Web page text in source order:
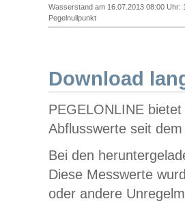
Wasserstand am 16.07.2013 08:00 Uhr:
Pegelnullpunkt
Download
PEGELONLINE
Abflusswerte seit
Bei den
Diese Messwerte
oder andere